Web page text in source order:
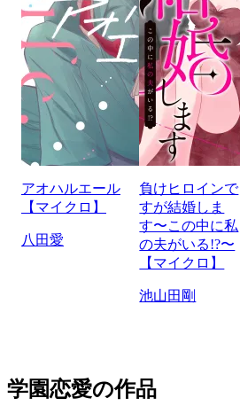
アオハルエール
【マイクロ】
八田愛
負けヒロインで
すが結婚しま
す〜この中に私
の夫がいる!?〜
【マイクロ】
池山田剛
学園恋愛の作品